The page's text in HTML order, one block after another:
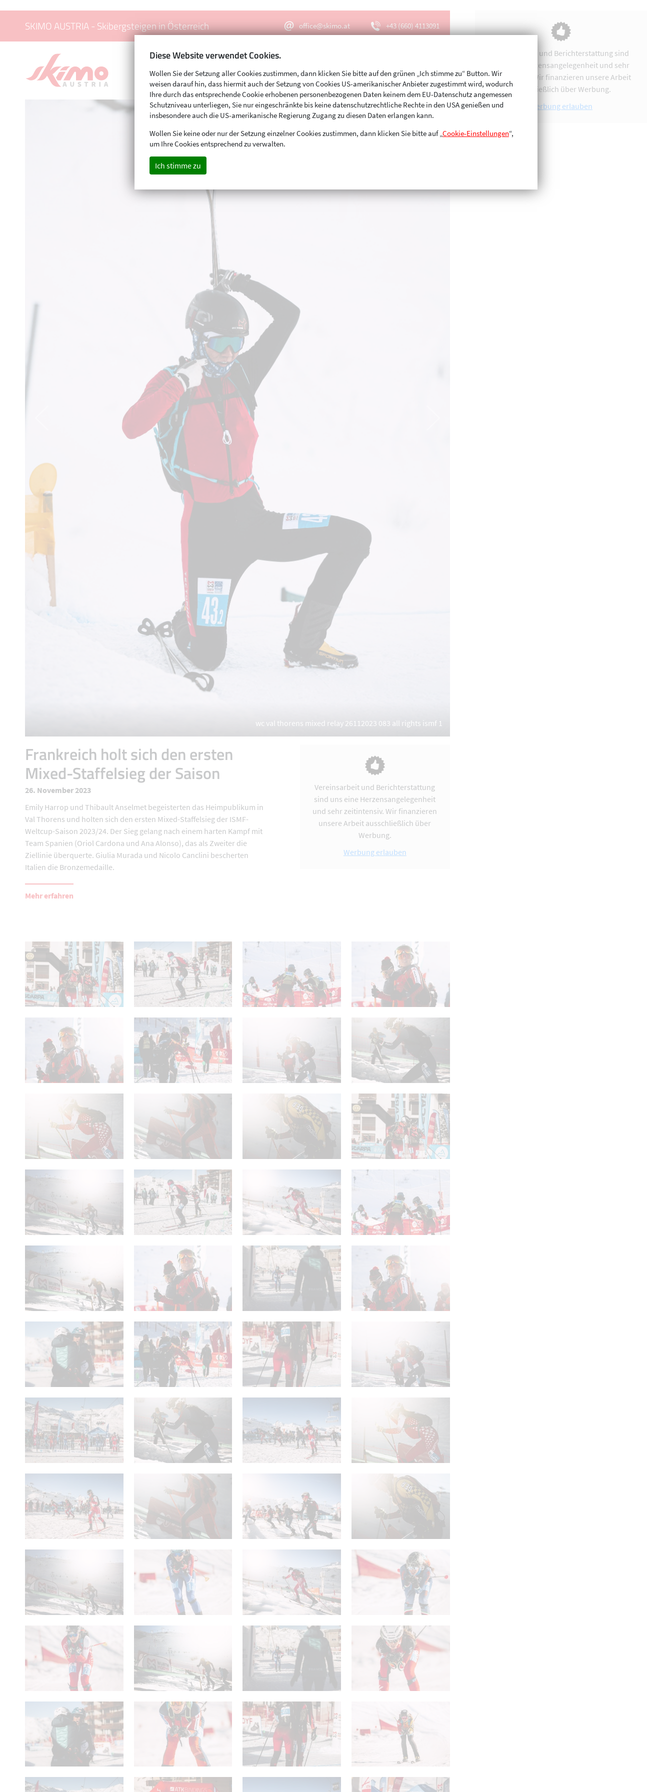
SKIMO AUSTRIA - Skibergsteigen in Österreich office@skimo.at +43 (660) 4113091
Menu
wc val thorens mixed relay 26112023 083 all rights ismf 1
Frankreich holt sich den ersten
Mixed-Staffelsieg der Saison
26. November 2023
Emily Harrop und Thibault Anselmet begeisterten das Heimpublikum in
Val Thorens und holten sich den ersten Mixed-Staffelsieg der ISMF-
Weltcup-Saison 2023/24. Der Sieg gelang nach einem harten Kampf mit
Team Spanien (Oriol Cardona und Ana Alonso), das als Zweiter die
Ziellinie überquerte. Giulia Murada und Nicolo Canclini bescherten
Italien die Bronzemedaille.
Mehr erfahren
Vereinsarbeit und Berichterstattung
sind uns eine Herzensangelegenheit
und sehr zeitintensiv. Wir finanzieren
unsere Arbeit ausschließlich über
Werbung.
Werbung erlauben
Vereinsarbeit und Berichterstattung sind
uns eine Herzensangelegenheit und sehr
zeitintensiv. Wir finanzieren unsere Arbeit
ausschließlich über Werbung.
Werbung erlauben
Diese Website verwendet Cookies.
Wollen Sie der Setzung aller Cookies zustimmen, dann klicken Sie bitte auf den grünen „Ich stimme zu“ Button. Wir
weisen darauf hin, dass hiermit auch der Setzung von Cookies US-amerikanischer Anbieter zugestimmt wird, wodurch
Ihre durch das entsprechende Cookie erhobenen personenbezogenen Daten keinem dem EU-Datenschutz angemessen
Schutzniveau unterliegen, Sie nur eingeschränkte bis keine datenschutzrechtliche Rechte in den USA genießen und
insbesondere auch die US-amerikanische Regierung Zugang zu diesen Daten erlangen kann.
Wollen Sie keine oder nur der Setzung einzelner Cookies zustimmen, dann klicken Sie bitte auf „Cookie-Einstellungen“,
um Ihre Cookies entsprechend zu verwalten.
Ich stimme zu